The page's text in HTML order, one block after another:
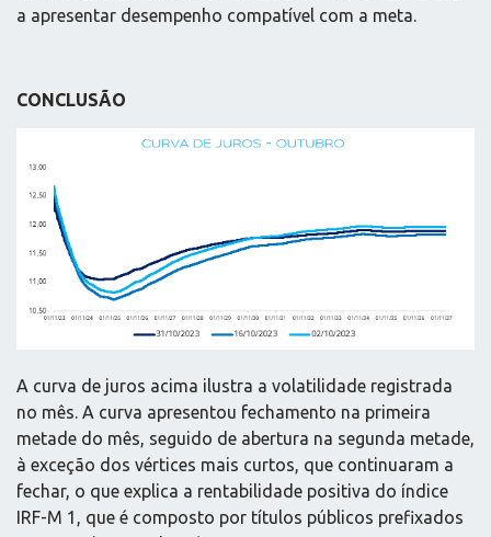
a apresentar desempenho compatível com a meta.
CONCLUSÃO
A curva de juros acima ilustra a volatilidade registrada
no mês. A curva apresentou fechamento na primeira
metade do mês, seguido de abertura na segunda metade,
à exceção dos vértices mais curtos, que continuaram a
fechar, o que explica a rentabilidade positiva do índice
IRF-M 1, que é composto por títulos públicos prefixados